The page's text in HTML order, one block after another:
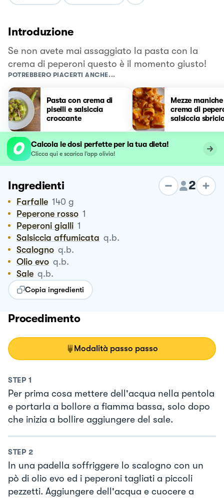
Introduzione
Se non avete mai assaggiato la pasta con la
crema di peperoni questo è il momento giusto!
POTREBBERO PIACERTI ANCHE...
Pasta con crema di
piselli e salsiccia
croccante
Mezze
crema di
salsiccia
Calcola le dosi perfette per la tua dieta!
Clicca qui e scarica l’app olivia!
Ingredienti 2
Farfalle 140 g
Peperone rosso 1
Peperoni gialli 1
Salsiccia affumicata q.b.
Scalogno q.b.
Olio evo q.b.
Sale q.b.
Copia ingredienti
Procedimento
Modalità passo passo
STEP 1
Per prima cosa mettere dell'acqua nella pentola
e portarla a bollore a fiamma bassa, solo dopo
che inizia a bollire aggiungere del sale.
STEP 2
In una padella soffriggere lo scalogno con un
pò di olio evo ed i peperoni tagliati a piccoli
pezzetti. Aggiungere dell'acqua e cuocere a